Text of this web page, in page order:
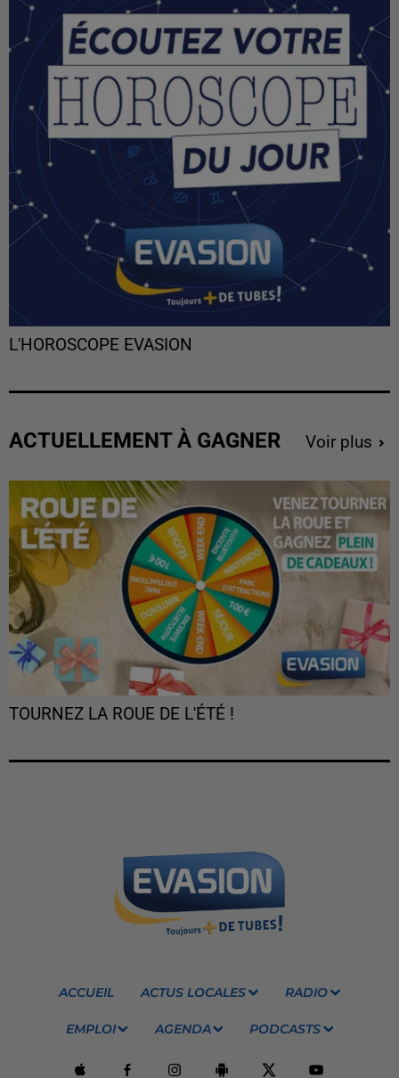
L'HOROSCOPE EVASION
ACTUELLEMENT À GAGNER Voir plus
TOURNEZ LA ROUE DE L'ÉTÉ !
ACCUEIL ACTUS LOCALES RADIO
EMPLOI AGENDA PODCASTS